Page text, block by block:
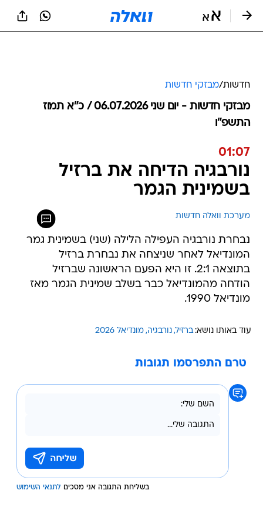
חדשות/מבזקי חדשות
מבזקי חדשות - יום שני 06.07.2026 / כ״א תמוז
התשפ"ו
01:07
נורבגיה הדיחה את ברזיל
בשמינית הגמר
מערכת וואלה חדשות
נבחרת נורבגיה העפילה הלילה (שני) בשמינית גמר
המונדיאל לאחר שניצחה את נבחרת ברזיל
בתוצאה 2:1. זו היא הפעם הראשונה שברזיל
הודחה מהמונדיאל כבר בשלב שמינית הגמר מאז
מונדיאל 1990.
עוד באותו נושא: ברזיל נורבגיה מונדיאל 2026
טרם התפרסמו תגובות
בשליחת התגובה אני מסכים לתנאי השימוש